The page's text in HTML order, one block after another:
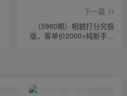
下一篇
（5980期）相貌打分究极
版，客单价2000+纯新手小